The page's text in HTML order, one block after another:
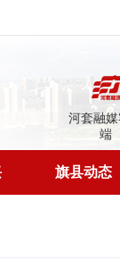
河套融
端
旗县动态